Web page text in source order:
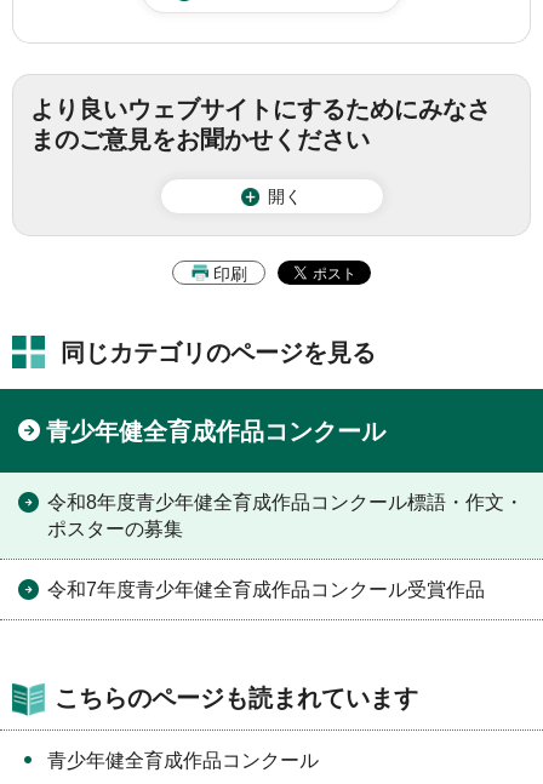
より良いウェブサイトにするためにみなさ
まのご意見をお聞かせください
開く
印刷
同じカテゴリのページを見る
青少年健全育成作品コンクール
令和8年度青少年健全育成作品コンクール標語・作文・
ポスターの募集
令和7年度青少年健全育成作品コンクール受賞作品
こちらのページも読まれています
青少年健全育成作品コンクール